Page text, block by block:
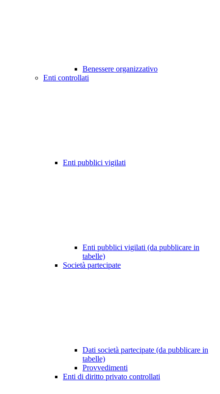
Benessere organizzativo
Enti controllati
Enti pubblici vigilati
Enti pubblici vigilati (da pubblicare in
tabelle)
Società partecipate
Dati società partecipate (da pubblicare in
tabelle)
Provvedimenti
Enti di diritto privato controllati